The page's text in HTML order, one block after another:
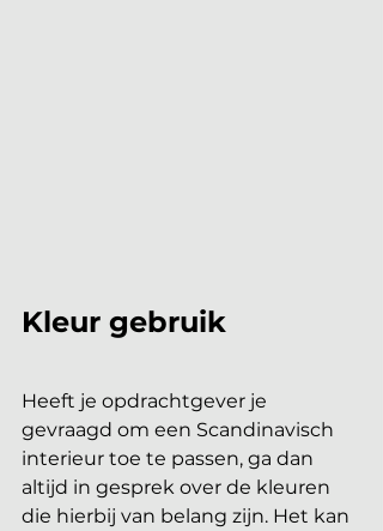
Kleur gebruik
Heeft je opdrachtgever je
gevraagd om een Scandinavisch
interieur toe te passen, ga dan
altijd in gesprek over de kleuren
die hierbij van belang zijn. Het kan